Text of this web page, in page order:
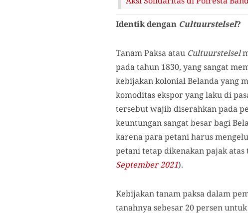
Identik dengan Cultuurstelsel?
Tanam Paksa atau Cultuurstelsel
pada tahun 1830, yang sangat
kebijakan kolonial Belanda yang
komoditas ekspor yang laku di
tersebut wajib diserahkan pada
keuntungan sangat besar bagi
karena para petani harus
petani tetap dikenakan pajak
September 2021).
Kebijakan tanam paksa dalam
tanahnya sebesar 20 persen